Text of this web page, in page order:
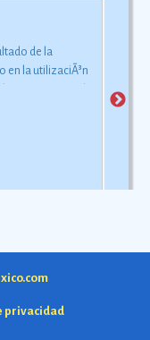
de la
en la utilizaciÃ³n
privacidad